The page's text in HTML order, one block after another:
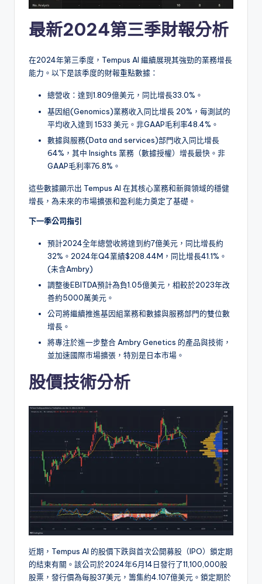
最新2024第三季財報分析
在2024年第三季度，Tempus AI 繼續展現其強勁的業務增長
能力。以下是該季度的財報重點數據：
總營收：達到1.809億美元，同比增長33.0%。
基因組(Genomics)業務收入同比增長 20%，每測試的
平均收入達到 1533 美元。非GAAP毛利率48.4%。
數據與服務(Data and services)部門收入同比增長
64%，其中 Insights 業務（數據授權）增長最快。非
GAAP毛利率76.8%。
這些數據顯示出 Tempus AI 在其核心業務和新興領域的穩健
增長，為未來的市場擴張和盈利能力奠定了基礎。
下一季公司指引
預計2024全年總營收將達到約7億美元，同比增長約
32%。2024年Q4業績$208.44M，同比增長41.1%。
(未含Ambry)
調整後EBITDA預計為負1.05億美元，相較於2023年改
善約5000萬美元。
公司將繼續推進基因組業務和數據與服務部門的雙位數
增長。
將專注於進一步整合 Ambry Genetics 的產品與技術，
並加速國際市場擴張，特別是日本市場。
股價技術分析
近期，Tempus AI 的股價下跌與首次公開募股（IPO）鎖定期
的結束有關。該公司於2024年6月14日發行了11,100,000股
股票，發行價為每股37美元，籌集約4.107億美元。鎖定期於